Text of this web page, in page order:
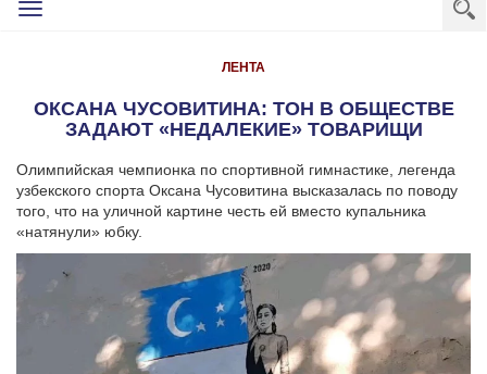
Toggle
ЛЕНТА
ОКСАНА ЧУСОВИТИНА: ТОН В ОБЩЕСТВЕ
ЗАДАЮТ «НЕДАЛЕКИЕ» ТОВАРИЩИ
Олимпийская чемпионка по спортивной гимнастике, легенда
узбекского спорта Оксана Чусовитина высказалась по поводу
того, что на уличной картине честь ей вместо купальника
«натянули» юбку.